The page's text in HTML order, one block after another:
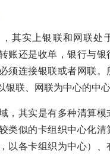
其实上银联和网联处
账还是收单，银行与银
须连接银联或者网联。
银联、网联为中心的中心
，其实是有多种清算模
类似的卡组织中心化清
以各卡组织为中心）、